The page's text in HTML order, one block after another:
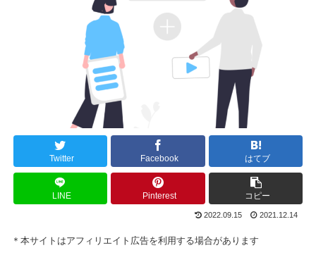
Twitter Facebook はてブ
LINE Pinterest コピー
2022.09.15 2021.12.14
＊本サイトはアフィリエイト広告を利用する場合があります